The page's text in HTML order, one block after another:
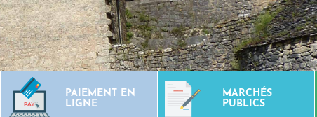
PAIEMENT EN
LIGNE
MARCHÉS
PUBLICS